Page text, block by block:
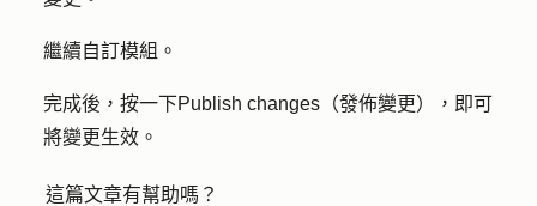
繼續自訂模組。
完成後，按一下Publish changes（發佈變更），即可
將變更生效。
這篇文章有幫助嗎？